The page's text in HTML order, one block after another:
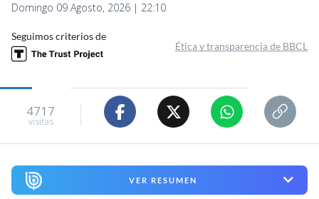
Domingo 09 Agosto, 2026 | 22:10
Seguimos criterios de
Ética y transparencia de BBCL
4717
visitas
VER RESUMEN